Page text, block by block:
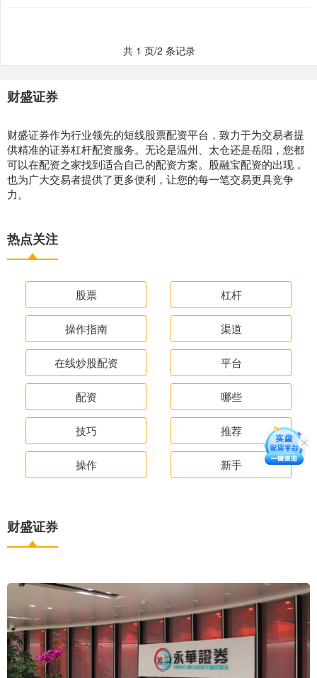
共 1 页/2 条记录
财盛证券
财盛证券作为行业领先的短线股票配资平台，致力于为交易者提
供精准的证券杠杆配资服务。无论是温州、太仓还是岳阳，您都
可以在配资之家找到适合自己的配资方案。股融宝配资的出现，
也为广大交易者提供了更多便利，让您的每一笔交易更具竞争
力。
热点关注
股票 杠杆
操作指南 渠道
在线炒股配资 平台
配资 哪些
技巧 推荐
操作 新手
财盛证券